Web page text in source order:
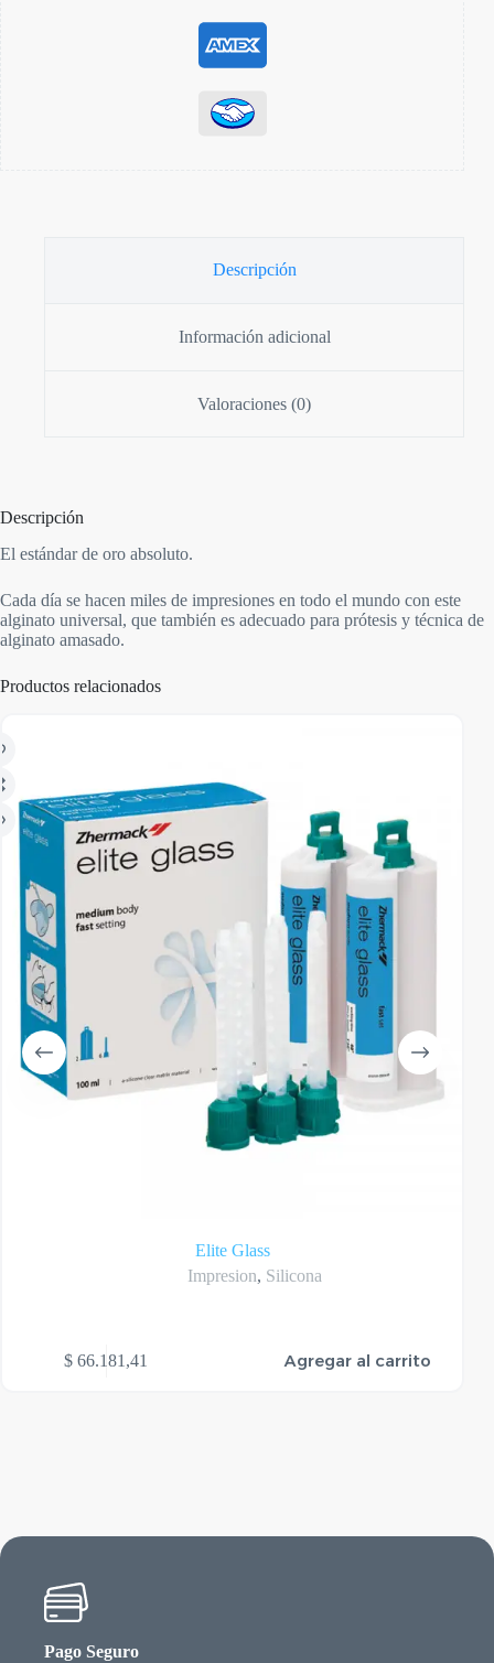
Descripción
Información adicional
Valoraciones (0)
Descripción
El estándar de oro absoluto.
Cada día se hacen miles de impresiones en todo el mundo con este
alginato universal, que también es adecuado para prótesis y técnica de
alginato amasado.
Productos relacionados
Elite Glass
Impresion, Silicona
$ 66.181,41 Agregar al carrito
Pago Seguro